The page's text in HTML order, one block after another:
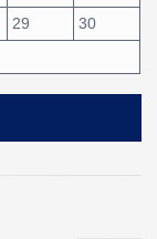
29
30